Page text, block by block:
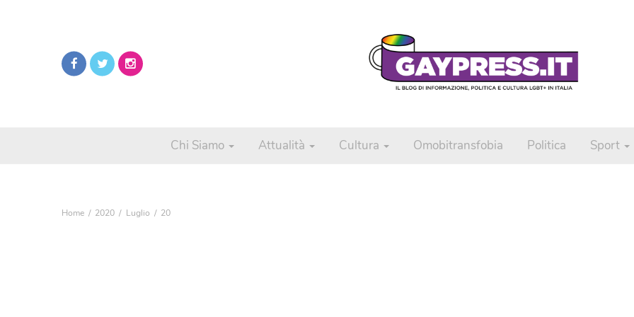
Chi Siamo Attualità Cultura Omobitransfobia Politica Sport
Home 2020 Luglio 20